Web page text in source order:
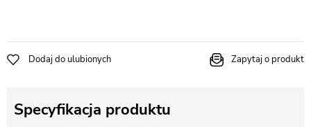
Dodaj do ulubionych Zapytaj o produkt
Specyfikacja produktu